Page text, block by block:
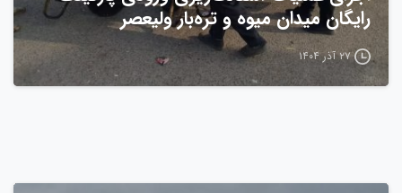
رایگان میدان میوه و تره‌بار ولیعصر
۲۷ آذر ۱۴۰۴